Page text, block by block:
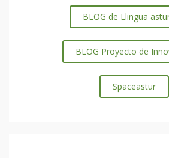
BLOG de Llingua
BLOG Proyecto de
Spaceastur